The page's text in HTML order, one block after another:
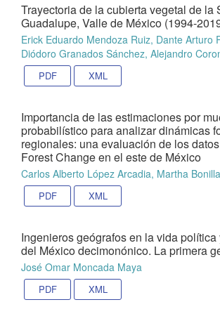
Trayectoria de la cubierta vegetal de la
Guadalupe, Valle de México (1994-
Erick Eduardo Mendoza Ruiz, Dante Arturo
Diódoro Granados Sánchez, Alejandro
PDF XML
Importancia de las estimaciones por
probabilístico para analizar dinámicas
regionales: una evaluación de los
Forest Change en el este de México
Carlos Alberto López Arcadia, Martha
PDF XML
Ingenieros geógrafos en la vida
del México decimonónico. La primera
José Omar Moncada Maya
PDF XML